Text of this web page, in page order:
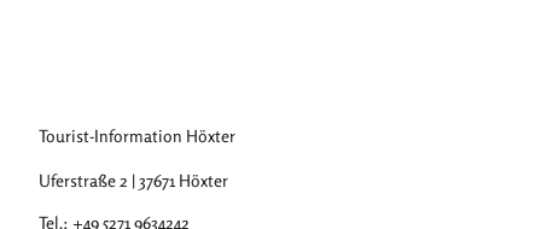
Tourist-Information Höxter
Uferstraße 2 | 37671 Höxter
Tel.: +49 5271 9634242